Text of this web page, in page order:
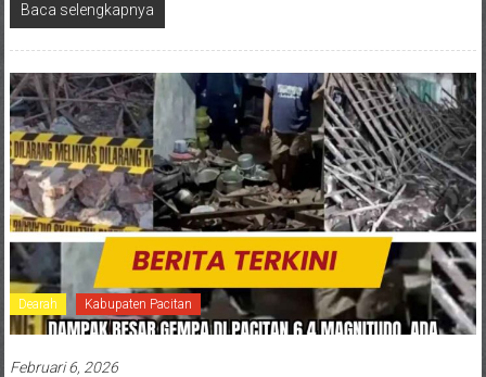
Baca selengkapnya
Dearah Kabupaten Pacitan
Februari 6, 2026